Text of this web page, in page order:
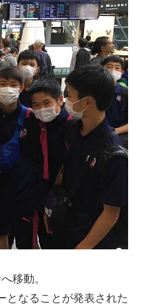
移動。
となることが発表された